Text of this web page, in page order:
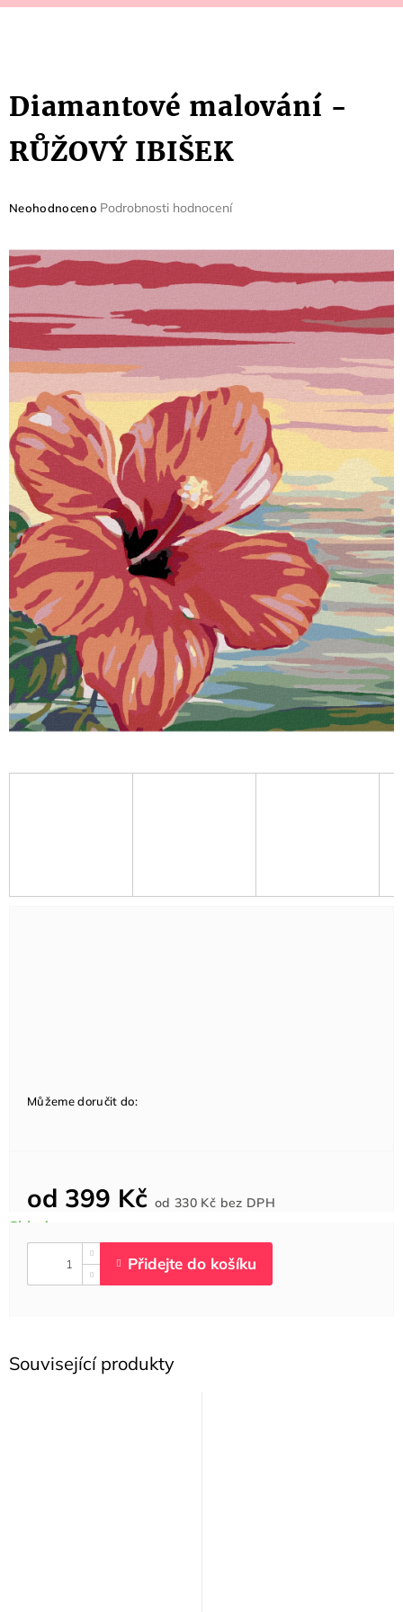
Diamantové malování -
RŮŽOVÝ IBIŠEK
Průměrné
je
0,0
z
hvězdiček.
Neohodnoceno Podrobnosti hodnocení
od 399 Kč od330 Kč bez DPHcena:
Můžeme doručit do:
Související produkty